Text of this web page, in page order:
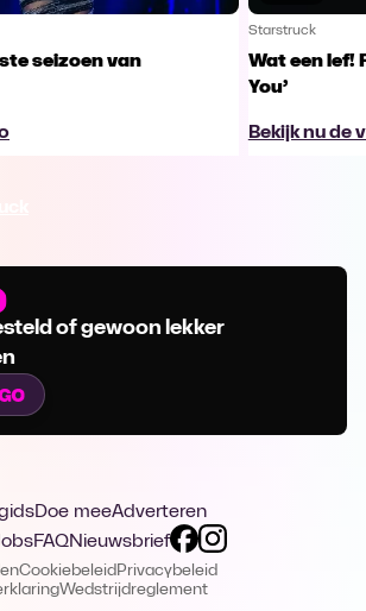
seizoen van
Starstruck
Wat een lef!
You’
Bekijk nu de
of gewoon lekker
gidsDoe meeAdverteren
FAQNieuwsbrief
Cookiebeleid Privacybeleid
Wedstrijdreglement